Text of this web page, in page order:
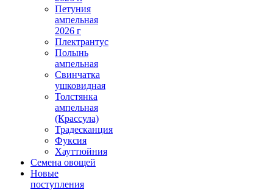
Петуния
ампельная
2026 г
Плектрантус
Полынь
ампельная
Свинчатка
ушковидная
Толстянка
ампельная
(Крассула)
Традесканция
Фуксия
Хауттюйния
Семена овощей
Новые
поступления